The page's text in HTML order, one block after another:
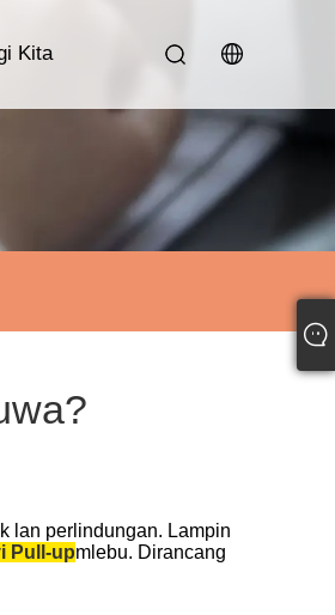
Kita
lan perlindungan. Lampin
Pull-upmlebu. Dirancang